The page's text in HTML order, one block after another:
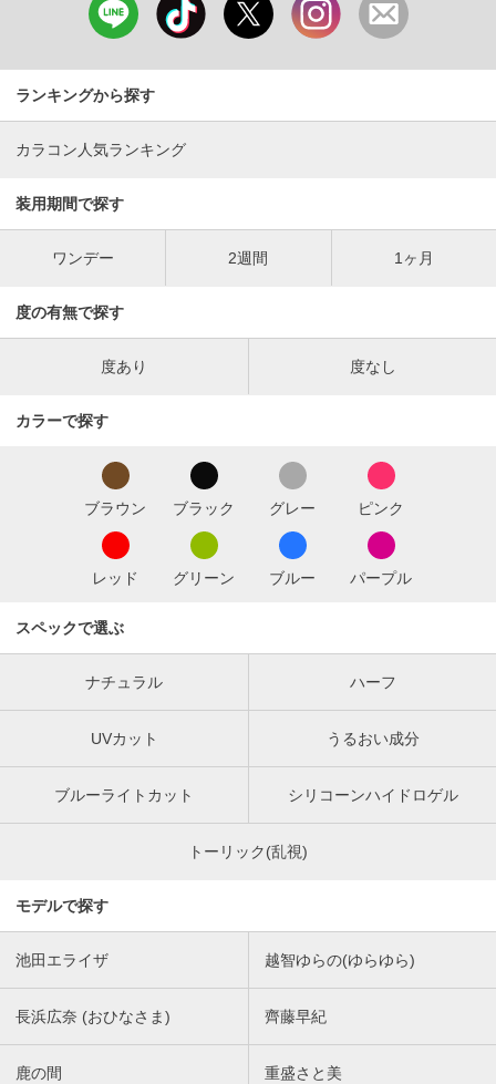
ランキングから探す
カラコン人気ランキング
装用期間で探す
ワンデー 2週間 1ヶ月
度の有無で探す
度あり 度なし
カラーで探す
ブラウン ブラック グレー ピンク
レッド グリーン ブルー パープル
スペックで選ぶ
ナチュラル ハーフ
UVカット うるおい成分
ブルーライトカット シリコーンハイドロゲル
トーリック(乱視)
モデルで探す
池田エライザ 越智ゆらの(ゆらゆら)
長浜広奈 (おひなさま) 齊藤早紀
鹿の間 重盛さと美